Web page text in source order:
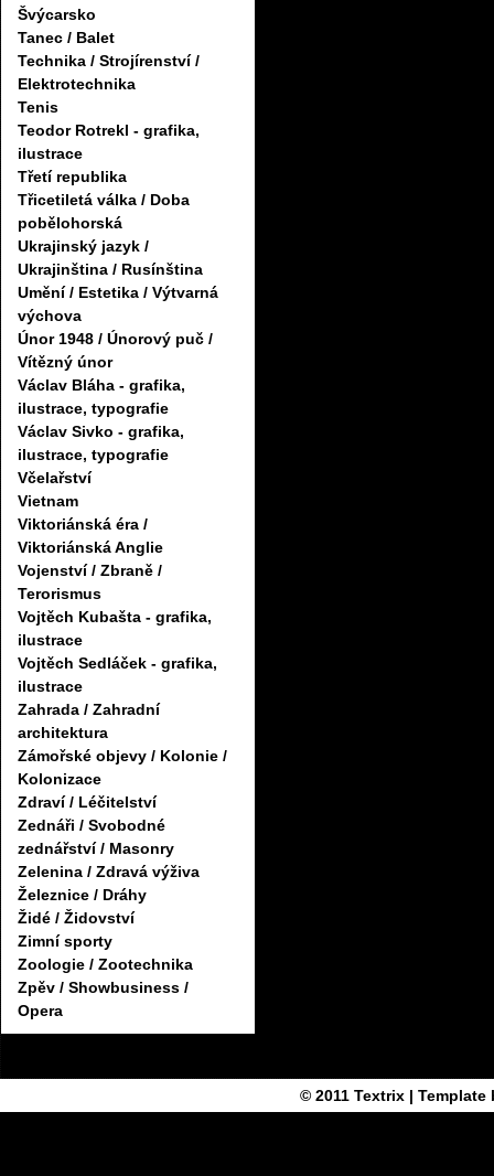
Švýcarsko
Tanec / Balet
Technika / Strojírenství /
Elektrotechnika
Tenis
Teodor Rotrekl - grafika,
ilustrace
Třetí republika
Třicetiletá válka / Doba
pobělohorská
Ukrajinský jazyk /
Ukrajinština / Rusínština
Umění / Estetika / Výtvarná
výchova
Únor 1948 / Únorový puč /
Vítězný únor
Václav Bláha - grafika,
ilustrace, typografie
Václav Sivko - grafika,
ilustrace, typografie
Včelařství
Vietnam
Viktoriánská éra /
Viktoriánská Anglie
Vojenství / Zbraně /
Terorismus
Vojtěch Kubašta - grafika,
ilustrace
Vojtěch Sedláček - grafika,
ilustrace
Zahrada / Zahradní
architektura
Zámořské objevy / Kolonie /
Kolonizace
Zdraví / Léčitelství
Zednáři / Svobodné
zednářství / Masonry
Zelenina / Zdravá výživa
Železnice / Dráhy
Židé / Židovství
Zimní sporty
Zoologie / Zootechnika
Zpěv / Showbusiness /
Opera
© 2011 Textrix| Template